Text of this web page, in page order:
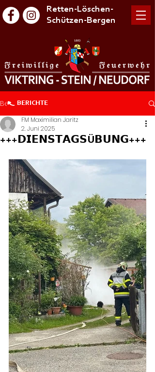
Retten-Löschen-
Schützen-Bergen
Beitrag
+++𝗗𝗜𝗘𝗡𝗦𝗧𝗔𝗚𝗦Ü𝗕𝗨𝗡𝗚+++
FM Maximilian Jaritz
2. Juni 2025
BERICHTE